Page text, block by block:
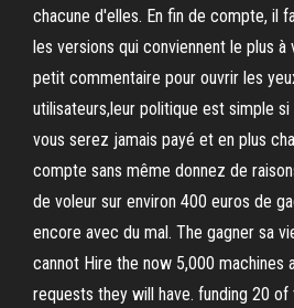
chacune d'elles. En fin de compte, il
les versions qui conviennent le plus
petit commentaire pour ouvrir les
utilisateurs,leur politique est simple si
vous serez jamais payé et en plus
compte sans même donnez de
de voleur sur environ 400 euros de
encore avec du mal. The gagner sa
cannot Hire the now 5,000 machines
requests they will have. funding 20 of